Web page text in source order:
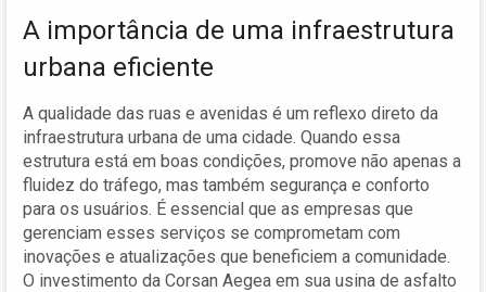
A importância de uma infraestrutura
urbana eficiente
A qualidade das ruas e avenidas é um reflexo direto da
infraestrutura urbana de uma cidade. Quando essa
estrutura está em boas condições, promove não apenas a
fluidez do tráfego, mas também segurança e conforto
para os usuários. É essencial que as empresas que
gerenciam esses serviços se comprometam com
inovações e atualizações que beneficiem a comunidade.
O investimento da Corsan Aegea em sua usina de asfalto